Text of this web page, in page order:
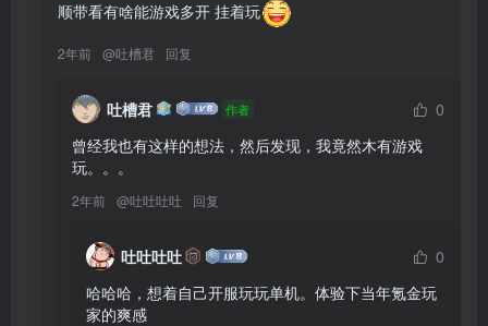
顺带看有啥能游戏多开 挂着玩
2年前 @吐槽君 回复
吐槽君 作者
0
曾经我也有这样的想法，然后发现，我竟然木有游戏
玩。。。
2年前 @吐吐吐吐 回复
吐吐吐吐
0
哈哈哈，想着自己开服玩玩单机。体验下当年氪金玩
家的爽感